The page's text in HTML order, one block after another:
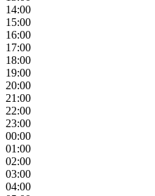
14:00
15:00
16:00
17:00
18:00
19:00
20:00
21:00
22:00
23:00
00:00
01:00
02:00
03:00
04:00